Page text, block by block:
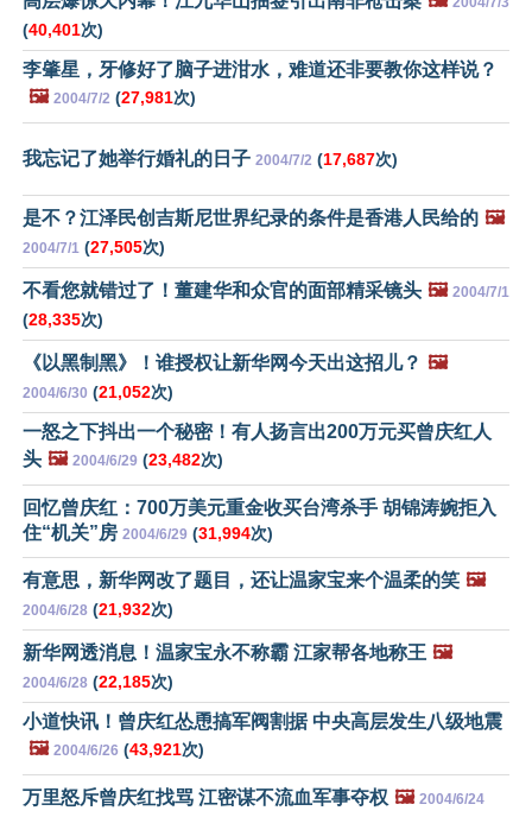
(40,401次)
李肇星，牙修好了脑子进泔水，难道还非要教你这样说？
🖼️ 2004/7/2 (27,981次)
我忘记了她举行婚礼的日子 2004/7/2 (17,687次)
是不？江泽民创吉斯尼世界纪录的条件是香港人民给的 🖼️
2004/7/1 (27,505次)
不看您就错过了！董建华和众官的面部精采镜头 🖼️ 2004/7/1
(28,335次)
《以黑制黑》！谁授权让新华网今天出这招儿？ 🖼️
2004/6/30 (21,052次)
一怒之下抖出一个秘密！有人扬言出200万元买曾庆红人
头 🖼️ 2004/6/29 (23,482次)
回忆曾庆红：700万美元重金收买台湾杀手 胡锦涛婉拒入
住“机关”房 2004/6/29 (31,994次)
有意思，新华网改了题目，还让温家宝来个温柔的笑 🖼️
2004/6/28 (21,932次)
新华网透消息！温家宝永不称霸 江家帮各地称王 🖼️
2004/6/28 (22,185次)
小道快讯！曾庆红怂恿搞军阀割据 中央高层发生八级地震
🖼️ 2004/6/26 (43,921次)
万里怒斥曾庆红找骂 江密谋不流血军事夺权 🖼️ 2004/6/24